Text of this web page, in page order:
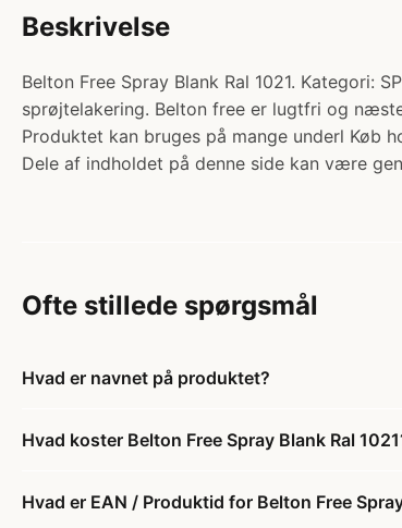
Beskrivelse
Belton Free Spray Blank Ral 1021. Kategori:
sprøjtelakering. Belton free er lugtfri og
Produktet kan bruges på mange underl Køb
Dele af indholdet på denne side kan være
Ofte stillede spørgsmål
Hvad er navnet på produktet?
Hvad koster Belton Free Spray Blank Ral
Hvad er EAN / Produktid for Belton Free